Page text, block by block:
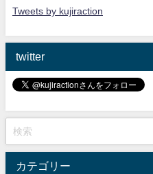
Tweets by kujiraction
twitter
カテゴリー